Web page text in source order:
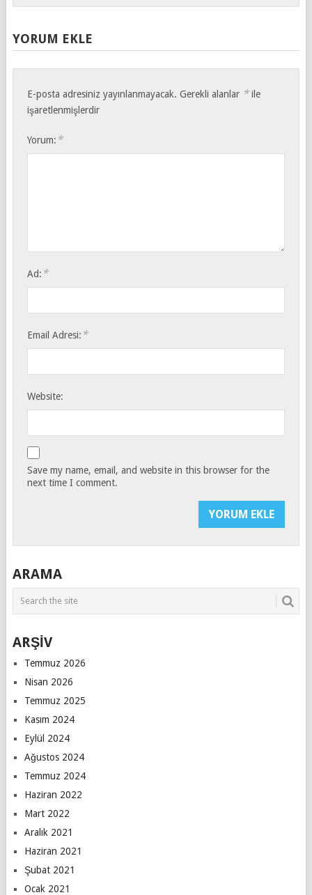
YORUM EKLE
E-posta adresiniz yayınlanmayacak. Gerekli alanlar *ile
işaretlenmişlerdir
Yorum: *
Ad: *
Email Adresi: *
Website:
Save my name, email, and website in this browser for the
next time I comment.
ARAMA
ARŞİV
Temmuz 2026
Nisan 2026
Temmuz 2025
Kasım 2024
Eylül 2024
Ağustos 2024
Temmuz 2024
Haziran 2022
Mart 2022
Aralık 2021
Haziran 2021
Şubat 2021
Ocak 2021